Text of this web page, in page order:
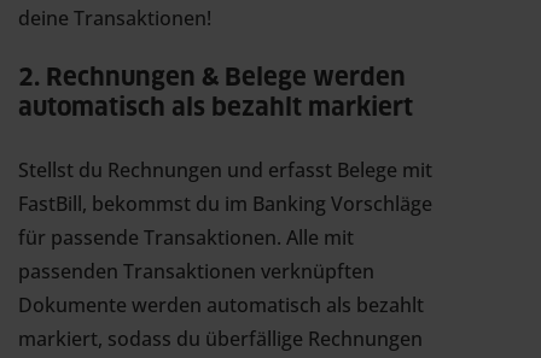
deine Transaktionen!
2. Rechnungen & Belege werden
automatisch als bezahlt markiert
Stellst du Rechnungen und erfasst Belege mit
FastBill, bekommst du im Banking Vorschläge
für passende Transaktionen. Alle mit
passenden Transaktionen verknüpften
Dokumente werden automatisch als bezahlt
markiert, sodass du überfällige Rechnungen